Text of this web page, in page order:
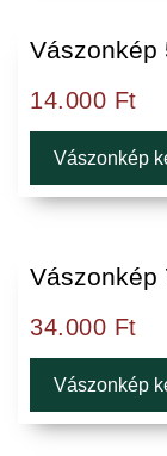
Vászonkép
14.000 Ft
Vászonkép
Vászonkép
34.000 Ft
Vászonkép